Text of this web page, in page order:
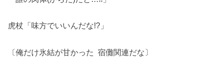
虎杖「味方でいいんだな!?」
〔俺だけ氷結が甘かった 宿儺関連だな〕